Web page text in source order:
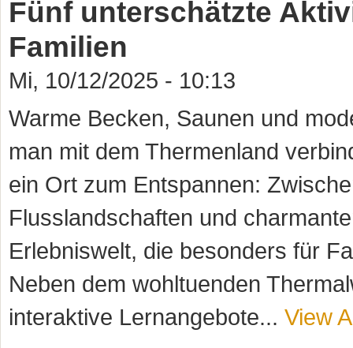
Fünf unterschätzte
Familien
Mi, 10/12/2025 - 10:13
Warme Becken, Saunen und
man mit dem Thermenland
ein Ort zum Entspannen:
Flusslandschaften und
Erlebniswelt, die besonders für
Neben dem wohltuenden
interaktive Lernangebote... View